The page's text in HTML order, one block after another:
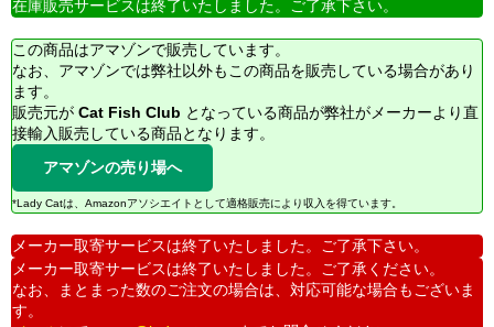
在庫販売サービスは終了いたしました。ご了承下さい。
この商品はアマゾンで販売しています。
なお、アマゾンでは弊社以外もこの商品を販売している場合があり
ます。
販売元が Cat Fish Club となっている商品が弊社がメーカーより直
接輸入販売している商品となります。
アマゾンの売り場へ
*Lady Catは、Amazonアソシエイトとして適格販売により収入を得ています。
メーカー取寄サービスは終了いたしました。ご了承下さい。
メーカー取寄サービスは終了いたしました。ご了承ください。
なお、まとまった数のご注文の場合は、対応可能な場合もございま
す。